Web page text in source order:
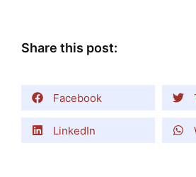
Share this post:
Facebook
LinkedIn